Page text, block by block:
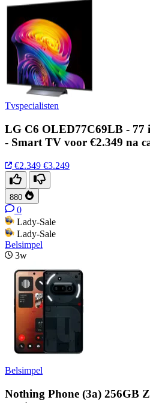
Tvspecialisten
LG C6 OLED77C69LB - 77
- Smart TV voor €2.349 na
€2.349 €3.249
880
0
Lady-Sale
Lady-Sale
Belsimpel
3w
Belsimpel
Nothing Phone (3a) 256GB